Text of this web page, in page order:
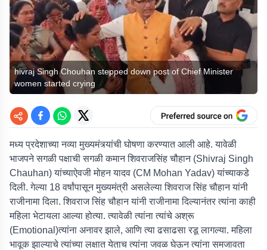
hivraj Singh Chouhan stepped down post of Chief Minister
women started crying
मध्य प्रदेशाच्या नव्या मुख्यमंत्र्यांची घोषणा करण्यात आली आहे. यावेळी
भाजपने सगळी पक्षाची सगळी कमान शिवराजसिंह चौहान (Shivraj Singh
Chauhan) यांच्याऐवजी मोहन यादव (CM Mohan Yadav) यांच्याकडे
दिली. गेल्या 18 वर्षांपासून मुख्यमंत्री असलेल्या शिवराज सिंह चौहान यांनी
राजीनामा दिला. शिवराज सिंह चौहान यांनी राजीनामा दिल्यानंतर त्यांना काही
महिला भेटायला आल्या होत्या. त्यावेळी त्यांना त्यांचे अश्रू
(Emotional )त्यांना अनावर झाले, आणि त्या ढसाढसा रडू लागल्या. महिला
भावूक झाल्याचे त्यांच्या लक्षात येताच त्यांना जवळ घेऊन त्यांना समजावता